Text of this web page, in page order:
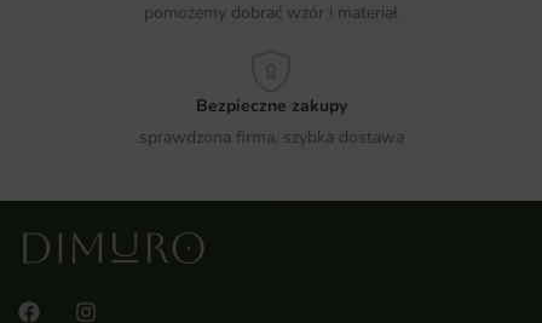
pomożemy dobrać wzór i materiał
Bezpieczne zakupy
sprawdzona firma, szybka dostawa